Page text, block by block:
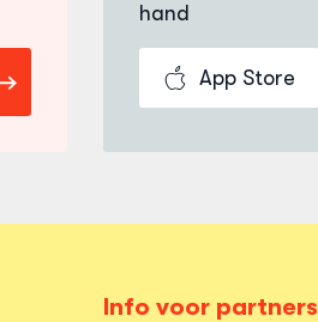
hand
App Store
Info voor partners